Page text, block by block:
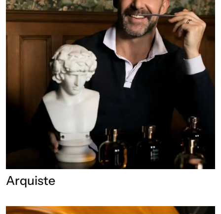
Arquiste